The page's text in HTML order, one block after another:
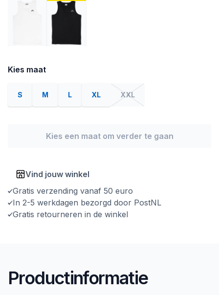
Kies maat
S M L XL XXL
Kies een maat om verder te gaan
Vind jouw winkel
Gratis verzending vanaf 50 euro
In 2-5 werkdagen bezorgd door PostNL
Gratis retourneren in de winkel
Productinformatie